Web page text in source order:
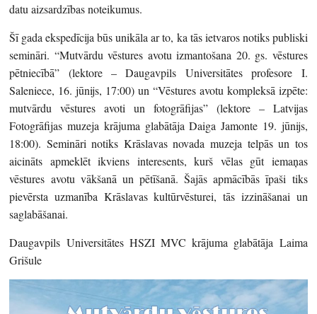
datu aizsardzības noteikumus.
Šī gada ekspedīcija būs unikāla ar to, ka tās ietvaros notiks publiski
semināri. “Mutvārdu vēstures avotu izmantošana 20. gs. vēstures
pētniecībā” (lektore – Daugavpils Universitātes profesore I.
Saleniece, 16. jūnijs, 17:00) un “Vēstures avotu kompleksā izpēte:
mutvārdu vēstures avoti un fotogrāfijas” (lektore – Latvijas
Fotogrāfijas muzeja krājuma glabātāja Daiga Jamonte 19. jūnijs,
18:00). Semināri notiks Krāslavas novada muzeja telpās un tos
aicināts apmeklēt ikviens interesents, kurš vēlas gūt iemaņas
vēstures avotu vākšanā un pētīšanā. Šajās apmācībās īpaši tiks
pievērsta uzmanība Krāslavas kultūrvēsturei, tās izzināšanai un
saglabāšanai.
Daugavpils Universitātes HSZI MVC krājuma glabātāja Laima
Grišule